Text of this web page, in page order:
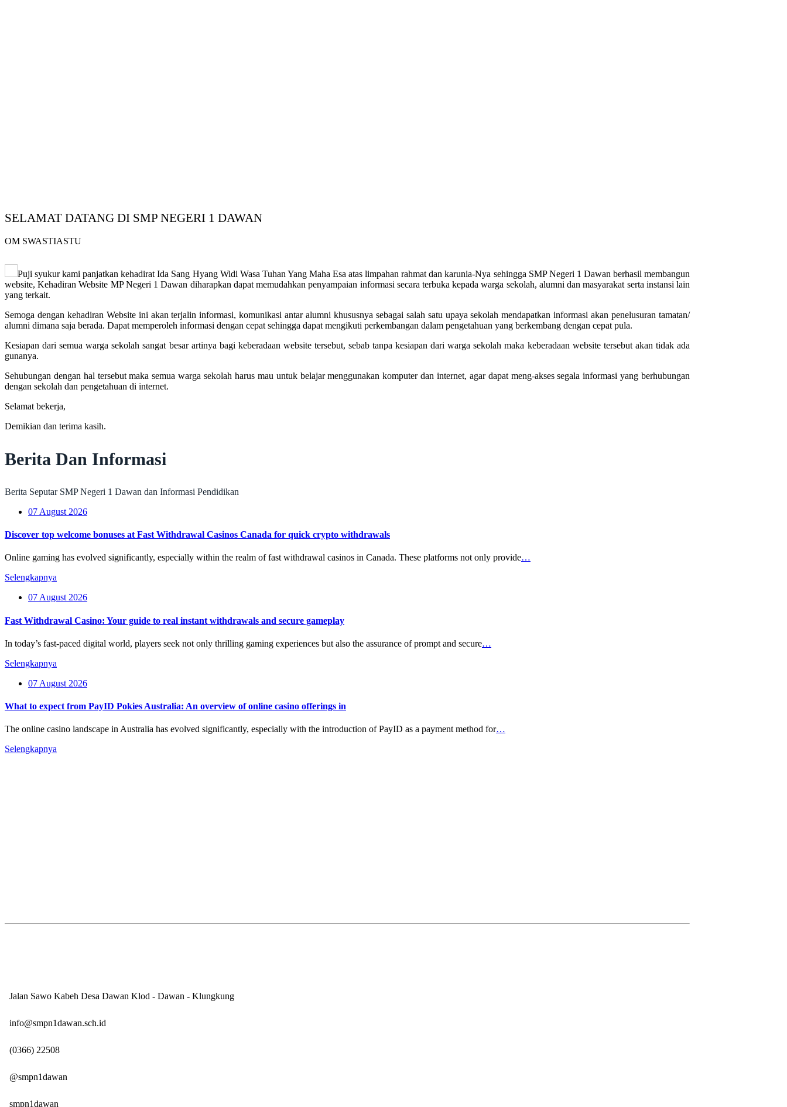
SELAMAT DATANG DI SMP NEGERI 1 DAWAN
OM SWASTIASTU
Puji syukur kami panjatkan kehadirat Ida Sang Hyang Widi Wasa Tuhan Yang Maha Esa atas limpahan rahmat dan karunia-Nya sehingga SMP Negeri 1 Dawan berhasil membangun
website, Kehadiran Website MP Negeri 1 Dawan diharapkan dapat memudahkan penyampaian informasi secara terbuka kepada warga sekolah, alumni dan masyarakat serta instansi lain
yang terkait.
Semoga dengan kehadiran Website ini akan terjalin informasi, komunikasi antar alumni khususnya sebagai salah satu upaya sekolah mendapatkan informasi akan penelusuran tamatan/
alumni dimana saja berada. Dapat memperoleh informasi dengan cepat sehingga dapat mengikuti perkembangan dalam pengetahuan yang berkembang dengan cepat pula.
Kesiapan dari semua warga sekolah sangat besar artinya bagi keberadaan website tersebut, sebab tanpa kesiapan dari warga sekolah maka keberadaan website tersebut akan tidak ada
gunanya.
Sehubungan dengan hal tersebut maka semua warga sekolah harus mau untuk belajar menggunakan komputer dan internet, agar dapat meng-akses segala informasi yang berhubungan
dengan sekolah dan pengetahuan di internet.
Selamat bekerja,
Demikian dan terima kasih.
Berita Dan Informasi
Berita Seputar SMP Negeri 1 Dawan dan Informasi Pendidikan
07 August 2026
Discover top welcome bonuses at Fast Withdrawal Casinos Canada for quick crypto withdrawals
Online gaming has evolved significantly, especially within the realm of fast withdrawal casinos in Canada. These platforms not only provide…
Selengkapnya
07 August 2026
Fast Withdrawal Casino: Your guide to real instant withdrawals and secure gameplay
In today’s fast-paced digital world, players seek not only thrilling gaming experiences but also the assurance of prompt and secure…
Selengkapnya
07 August 2026
What to expect from PayID Pokies Australia: An overview of online casino offerings in
The online casino landscape in Australia has evolved significantly, especially with the introduction of PayID as a payment method for…
Selengkapnya
Jalan Sawo Kabeh Desa Dawan Klod - Dawan - Klungkung
info@smpn1dawan.sch.id
(0366) 22508
@smpn1dawan
smpn1dawan